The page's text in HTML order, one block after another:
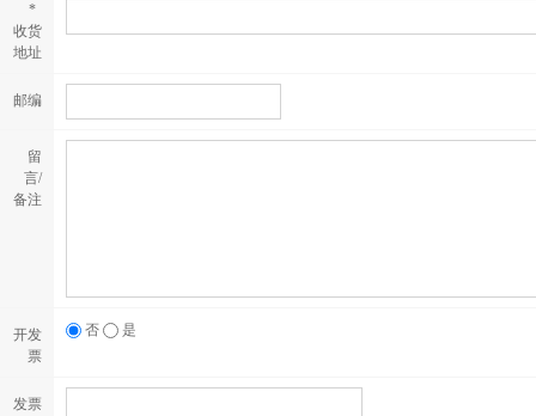
*
收货
地址
邮编
留
言/
备注
开发
票
否 是
发票